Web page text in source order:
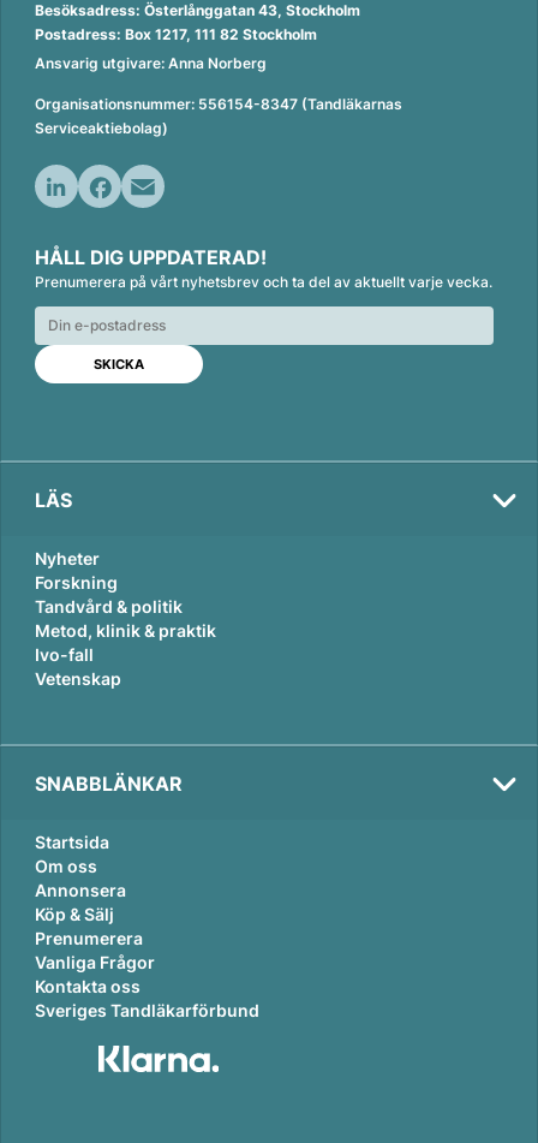
Besöksadress: Österlånggatan 43, Stockholm
Postadress: Box 1217, 111 82 Stockholm
Ansvarig utgivare: Anna Norberg
Organisationsnummer: 556154-8347 (Tandläkarnas
Serviceaktiebolag)
n
k
e
d
n
c
e
b
o
o
k
a
i
l
HÅLL DIG UPPDATERAD!
Prenumerera på vårt nyhetsbrev och ta del av aktuellt varje vecka.
LÄS
Nyheter
Forskning
Tandvård & politik
Metod, klinik & praktik
Ivo-fall
Vetenskap
SNABBLÄNKAR
Startsida
Om oss
Annonsera
Köp & Sälj
Prenumerera
Vanliga Frågor
Kontakta oss
Sveriges Tandläkarförbund